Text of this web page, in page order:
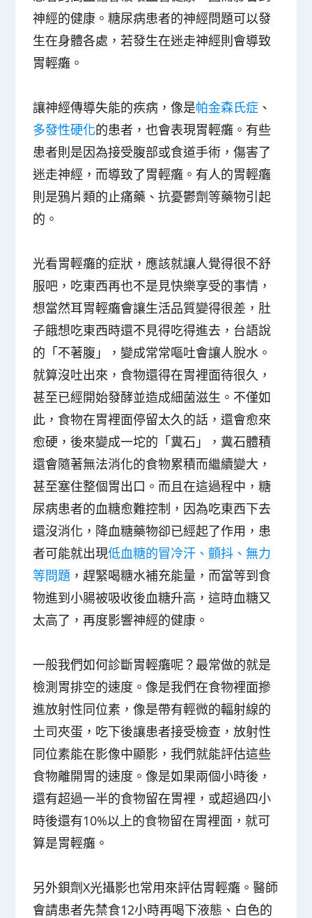
神經的健康。糖尿病患者的神經問題可以發
生在身體各處，若發生在迷走神經則會導致
胃輕癱。
讓神經傳導失能的疾病，像是帕金森氏症 、
多發性硬化的患者，也會表現胃輕癱。有些
患者則是因為接受腹部或食道手術，傷害了
迷走神經，而導致了胃輕癱。有人的胃輕癱
則是鴉片類的止痛藥、抗憂鬱劑等藥物引起
的。
光看胃輕癱的症狀，應該就讓人覺得很不舒
服吧，吃東西再也不是見快樂享受的事情，
想當然耳胃輕癱會讓生活品質變得很差，肚
子餓想吃東西時還不見得吃得進去，台語說
的「不著腹」，變成常常嘔吐會讓人脫水 。
就算沒吐出來，食物還得在胃裡面待很久，
甚至已經開始發酵並造成細菌滋生。不僅如
此，食物在胃裡面停留太久的話，還會愈來
愈硬，後來變成一坨的「糞石 」，糞石體積
還會隨著無法消化的食物累積而繼續變大，
甚至塞住整個胃出口。而且在這過程中，糖
尿病患者的血糖愈難控制 ，因為吃東西下去
還沒消化，降血糖藥物卻已經起了作用，患
者可能就出現低血糖的冒冷汗、顫抖、無力
等問題 ，趕緊喝糖水補充能量，而當等到食
物進到小腸被吸收後血糖升高，這時血糖又
太高了，再度影響神經的健康。
一般我們如何診斷胃輕癱呢？最常做的就是
檢測胃排空的速度。像是我們在食物裡面摻
進放射性同位素，像是帶有輕微的輻射線的
土司夾蛋，吃下後讓患者接受檢查，放射性
同位素能在影像中顯影，我們就能評估這些
食物離開胃的速度。像是如果兩個小時後，
還有超過一半的食物留在胃裡，或超過四小
時後還有10%以上的食物留在胃裡面，就可
算是胃輕癱。
另外鋇劑X光攝影也常用來評估胃輕癱。醫師
會請患者先禁食12小時再喝下液態、白色的